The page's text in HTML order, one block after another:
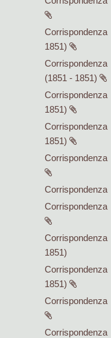
Corrispondenza
1851)
Corrispondenza
(1851 - 1851)
Corrispondenza
1851)
Corrispondenza
1851)
Corrispondenza
Corrispondenza
Corrispondenza
Corrispondenza
1851)
Corrispondenza
1851)
Corrispondenza
Corrispondenza